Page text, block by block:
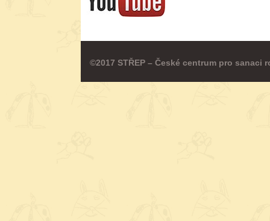
©2017 STŘEP – České centrum pro sanaci